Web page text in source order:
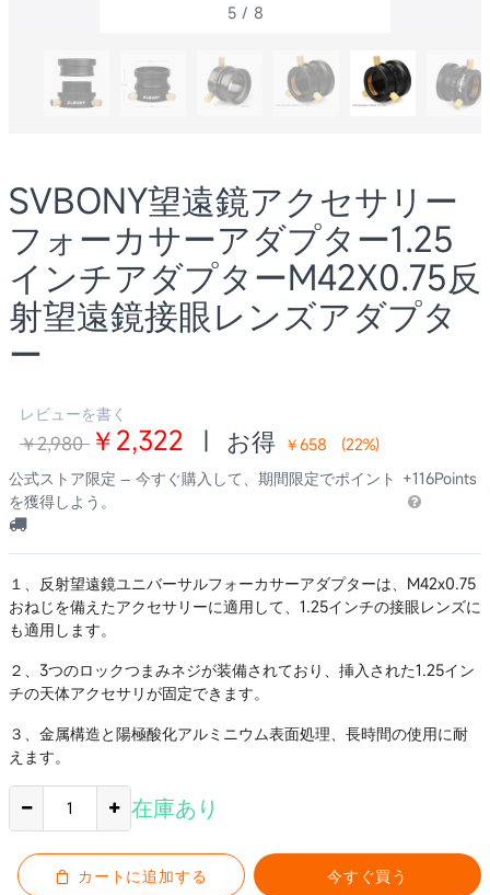
5/ 8
SVBONY望遠鏡アクセサリー
フォーカサーアダプター1.25
インチアダプターM42X0.75反
射望遠鏡接眼レンズアダプタ
ー
レビューを書く
￥2,980 ￥2,322 | お得 ￥658 (22%)
公式ストア限定 – 今すぐ購入して、期間限定でポイント
を獲得しよう。
+116Points
１、反射望遠鏡ユニバーサルフォーカサーアダプターは、M42x0.75
おねじを備えたアクセサリーに適用して、1.25インチの接眼レンズに
も適用します。
２、3つのロックつまみネジが装備されており、挿入された1.25イン
チの天体アクセサリが固定できます。
３、金属構造と陽極酸化アルミニウム表面処理、長時間の使用に耐
えます。
在庫あり
カートに追加する 今すぐ買う